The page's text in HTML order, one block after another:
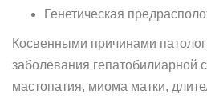
Генетическая
Косвенными причинами
заболевания гепатобилиарной
мастопатия, миома матки,